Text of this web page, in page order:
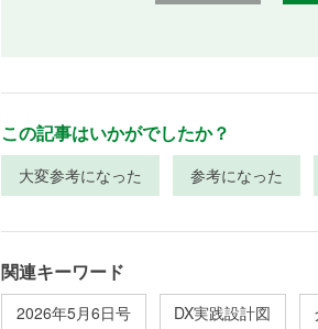
この記事はいかがでしたか？
大変参考になった 参考になった
関連キーワード
2026年5月6日号 DX実践設計図